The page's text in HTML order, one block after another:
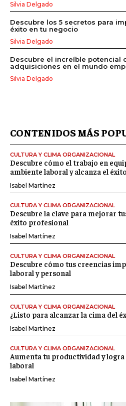
Silvia Delgado
Descubre los 5 secretos para
éxito en tu negocio
Silvia Delgado
Descubre el increíble potencial
adquisiciones en el mundo
Silvia Delgado
CONTENIDOS MÁS
CULTURA Y CLIMA ORGANIZACIONAL
Descubre cómo el trabajo en
ambiente laboral y alcanza el éxito
Isabel Martínez
CULTURA Y CLIMA ORGANIZACIONAL
Descubre la clave para mejorar
éxito profesional
Isabel Martínez
CULTURA Y CLIMA ORGANIZACIONAL
Descubre cómo tus creencias
laboral y personal
Isabel Martínez
CULTURA Y CLIMA ORGANIZACIONAL
¿Listo para alcanzar la cima del
Isabel Martínez
CULTURA Y CLIMA ORGANIZACIONAL
Aumenta tu productividad y
laboral
Isabel Martínez